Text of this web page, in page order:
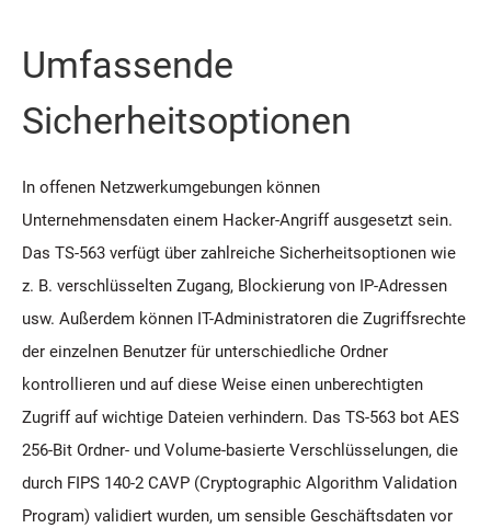
Umfassende
Sicherheitsoptionen
In offenen Netzwerkumgebungen können
Unternehmensdaten einem Hacker-Angriff ausgesetzt sein.
Das TS-563 verfügt über zahlreiche Sicherheitsoptionen wie
z. B. verschlüsselten Zugang, Blockierung von IP-Adressen
usw. Außerdem können IT-Administratoren die Zugriffsrechte
der einzelnen Benutzer für unterschiedliche Ordner
kontrollieren und auf diese Weise einen unberechtigten
Zugriff auf wichtige Dateien verhindern. Das TS-563 bot AES
256-Bit Ordner- und Volume-basierte Verschlüsselungen, die
durch FIPS 140-2 CAVP (Cryptographic Algorithm Validation
Program) validiert wurden, um sensible Geschäftsdaten vor